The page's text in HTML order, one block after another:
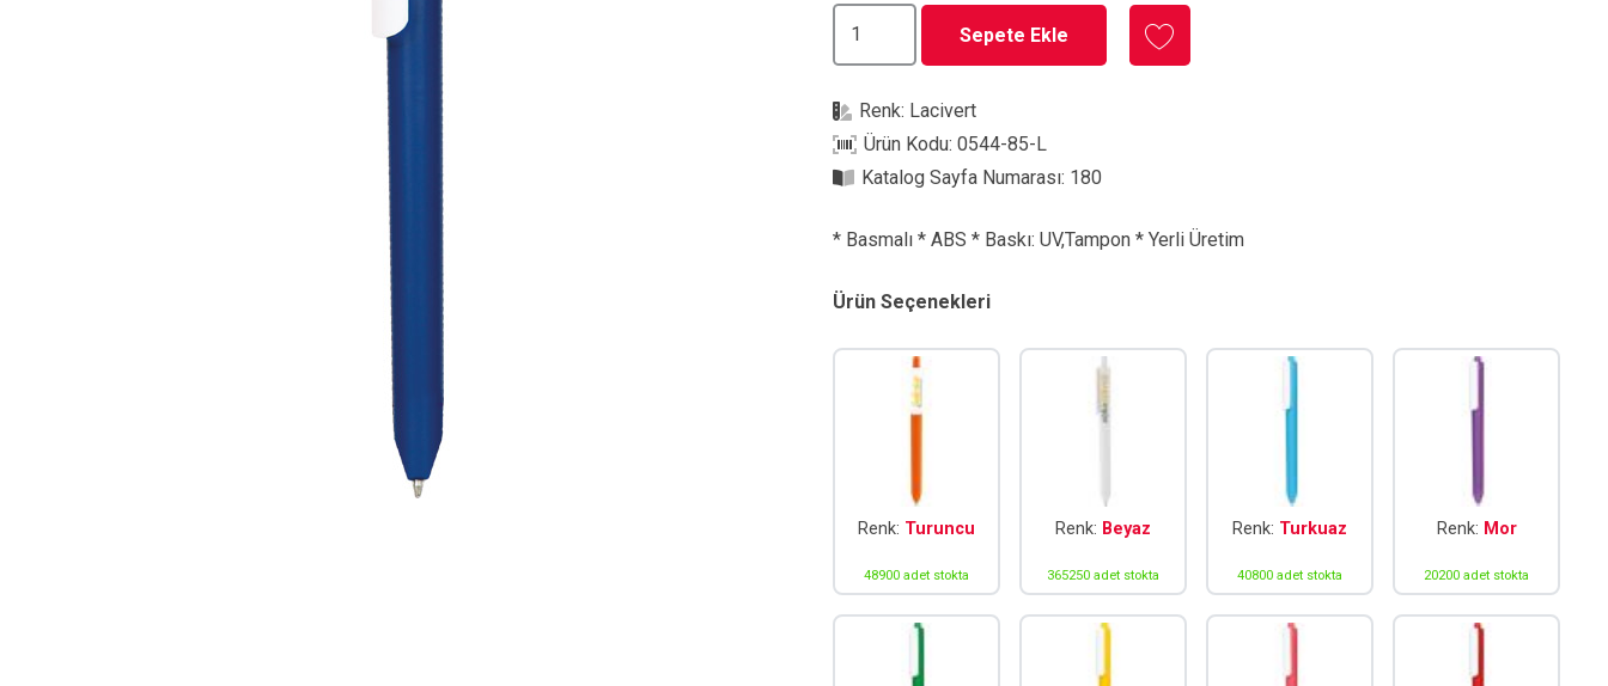
Tükenmez
Kalem
adet
Sepete Ekle
Renk: Lacivert
Ürün Kodu:0544-85-L
Katalog Sayfa Numarası: 180
* Basmalı * ABS * Baskı: UV,Tampon * Yerli Üretim
Ürün Seçenekleri
Renk: Turuncu
48900 adet stokta
Renk: Beyaz
365250 adet stokta
Renk: Turkuaz
40800 adet stokta
Renk: Mor
20200 adet stokta